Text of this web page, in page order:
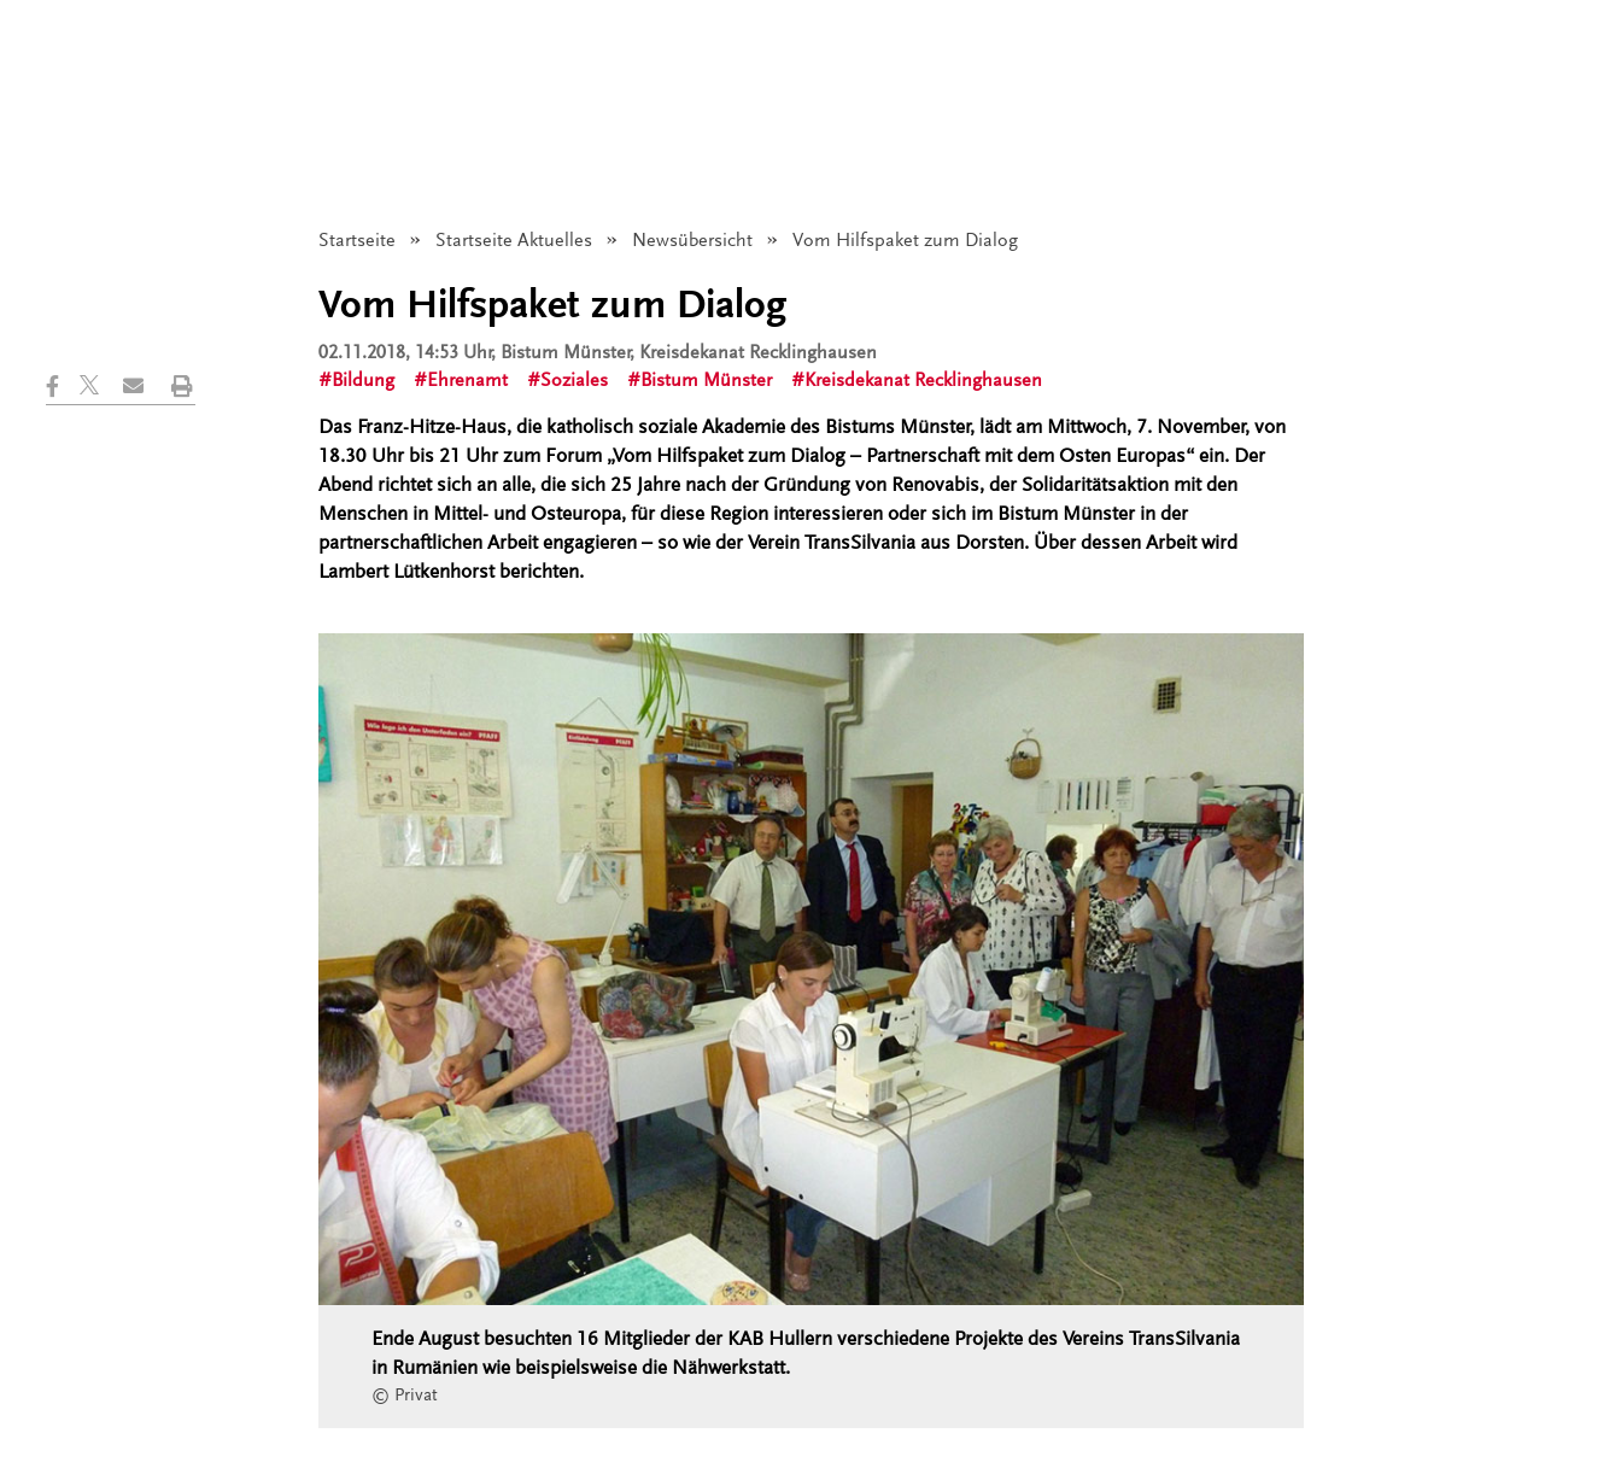
Startseite Startseite Aktuelles Newsübersicht Angezeigt:
Vom Hilfspaket zum Dialog
Vom Hilfspaket zum Dialog
02.11.2018, 14:53 Uhr, Bistum Münster, Kreisdekanat Recklinghausen
Bildung
Ehrenamt Soziales Bistum Münster Kreisdekanat Recklinghausen
Das Franz-Hitze-Haus, die katholisch soziale Akademie des Bistums Münster, lädt am Mittwoch, 7. November, von
18.30 Uhr bis 21 Uhr zum Forum „Vom Hilfspaket zum Dialog – Partnerschaft mit dem Osten Europas“ ein. Der
Abend richtet sich an alle, die sich 25 Jahre nach der Gründung von Renovabis, der Solidaritätsaktion mit den
Menschen in Mittel- und Osteuropa, für diese Region interessieren oder sich im Bistum Münster in der
partnerschaftlichen Arbeit engagieren – so wie der Verein TransSilvania aus Dorsten. Über dessen Arbeit wird
Lambert Lütkenhorst berichten.
Ende August besuchten 16 Mitglieder der KAB Hullern verschiedene Projekte des Vereins TransSilvania
in Rumänien wie beispielsweise die Nähwerkstatt.
© Privat